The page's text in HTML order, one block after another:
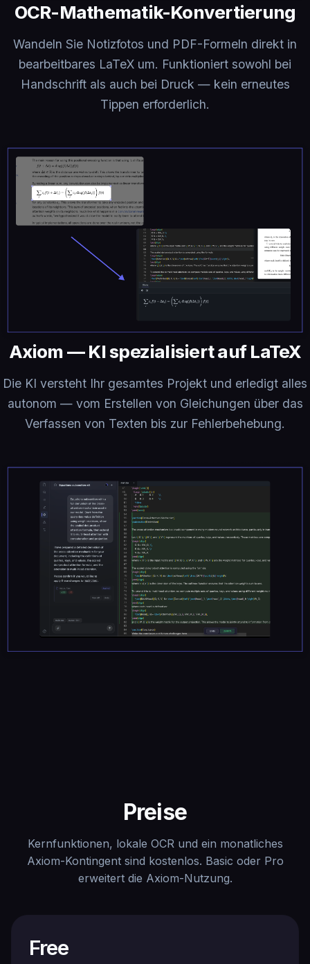
OCR-Mathematik-Konvertierung
Wandeln Sie Notizfotos und PDF-Formeln direkt in
bearbeitbares LaTeX um. Funktioniert sowohl bei
Handschrift als auch bei Druck — kein erneutes
Tippen erforderlich.
Axiom — KI spezialisiert auf LaTeX
Die KI versteht Ihr gesamtes Projekt und erledigt alles
autonom — vom Erstellen von Gleichungen über das
Verfassen von Texten bis zur Fehlerbehebung.
Preise
Kernfunktionen, lokale OCR und ein monatliches
Axiom-Kontingent sind kostenlos. Basic oder Pro
erweitert die Axiom-Nutzung.
Free